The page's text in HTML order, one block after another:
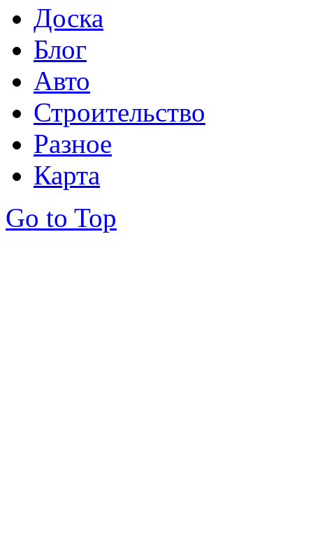
Доска
Блог
Авто
Строительство
Разное
Карта
Go to Top